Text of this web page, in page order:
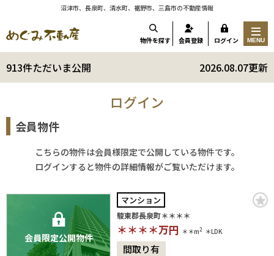
沼津市、長泉町、清水町、裾野市、三島市の不動産情報
913件ただいま公開 2026.08.07更新
物件を探す 会員登録 ログイン MENU
ログイン
会員物件
こちらの物件は会員様限定で公開している物件です。
ログインすると物件の詳細情報がご覧いただけます。
会員限定公開物件
マンション
駿東郡長泉町＊＊＊＊
＊＊＊＊万円 ＊＊m2 ＊LDK
間取り有